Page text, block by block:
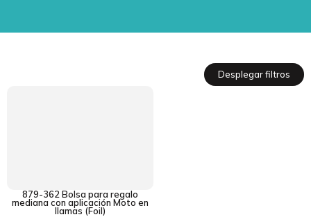
Desplegar filtros
879-362 Bolsa para regalo
mediana con aplicación Moto en
llamas (Foil)